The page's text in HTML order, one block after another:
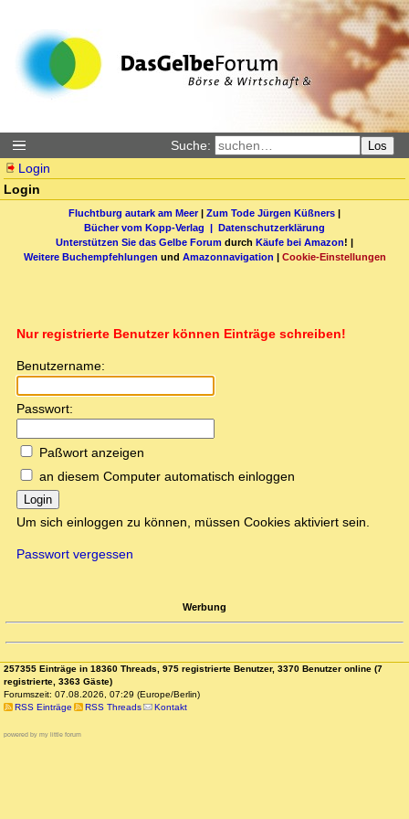
Suche: Los
Login
Login
Fluchtburg autark am Meer| Zum Tode Jürgen Küßners |
Bücher vom Kopp-Verlag | Datenschutzerklärung
Unterstützen Sie das Gelbe Forum durch Käufe bei Amazon! |
Weitere Buchempfehlungen und Amazonnavigation | Cookie-Einstellungen
Nur registrierte Benutzer können Einträge schreiben!
Benutzername:
Passwort:
Paßwort anzeigen
an diesem Computer automatisch einloggen
Login
Um sich einloggen zu können, müssen Cookies aktiviert sein.
Passwort vergessen
Werbung
257355 Einträge in 18360 Threads, 975 registrierte Benutzer, 3370 Benutzer online (7
registrierte, 3363 Gäste)
Forumszeit: 07.08.2026, 07:29 (Europe/Berlin)
RSS Einträge
RSS Threads Kontakt
powered by my little forum